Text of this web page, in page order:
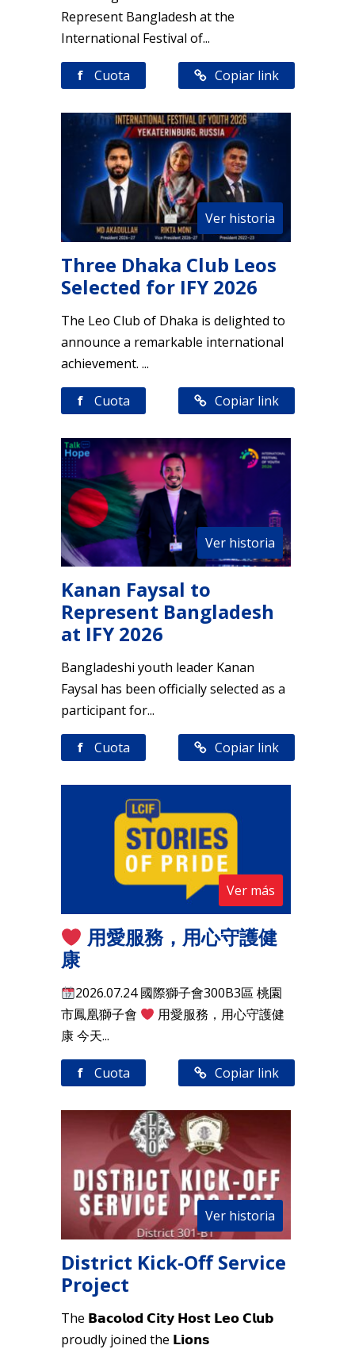
Represent Bangladesh at the
International Festival of...
f Cuota Copiar link
Ver historia
Three Dhaka Club Leos
Selected for IFY 2026
The Leo Club of Dhaka is delighted to
announce a remarkable international
achievement. ...
f Cuota Copiar link
Ver historia
Kanan Faysal to
Represent Bangladesh
at IFY 2026
Bangladeshi youth leader Kanan
Faysal has been officially selected as a
participant for...
f Cuota Copiar link
Ver más
用愛服務，用心守護健
康
2026.07.24 國際獅子會300B3區 桃園
市鳳凰獅子會
用愛服務，用心守護健
康 今天...
f Cuota Copiar link
Ver historia
District Kick-Off Service
Project
The 𝗕𝗮𝗰𝗼𝗹𝗼𝗱 𝗖𝗶𝘁𝘆 𝗛𝗼𝘀𝘁 𝗟𝗲𝗼 𝗖𝗹𝘂𝗯
proudly joined the 𝗟𝗶𝗼𝗻𝘀